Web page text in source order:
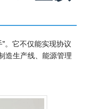
。它不仅能实现协议
造生产线、能源管理